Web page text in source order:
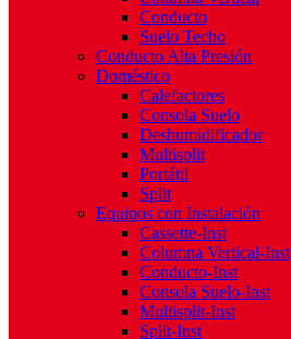
Conducto
Suelo Techo
Conducto Alta Presión
Doméstico
Calefactores
Consola Suelo
Deshumidificador
Multisplit
Portátil
Split
Equipos con Instalación
Cassette-Inst
Columna Vertical-Inst
Conducto-Inst
Consola Suelo-Inst
Multisplit-Inst
Split-Inst